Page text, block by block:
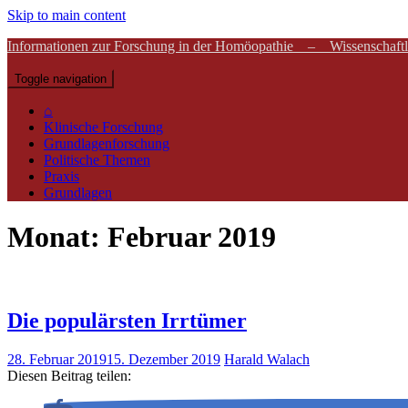
Skip to main content
Informationen zur Forschung in der Homöopathie –
Toggle navigation
⌂
Klinische Forschung
Grundlagenforschung
Politische Themen
Praxis
Grundlagen
Monat: Februar 2019
Die populärsten Irrtümer
28. Februar 201915. Dezember 2019 Harald Walach
Diesen Beitrag teilen: